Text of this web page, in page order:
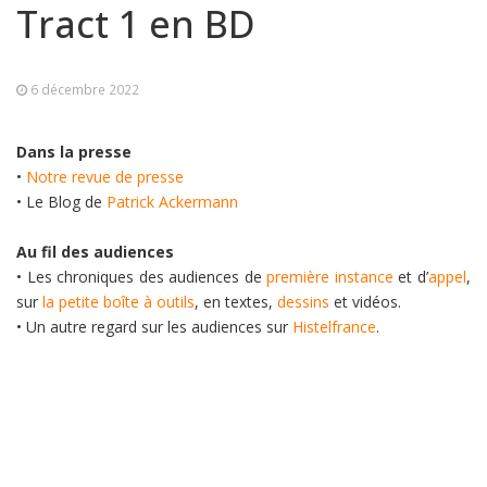
Tract 1 en BD
6 décembre 2022
Dans la presse
• Notre revue de presse
• Le Blog de Patrick Ackermann
Au fil des audiences
• Les chroniques des audiences depremière instance et d’appel,
sur la petite boîte à outils, en textes, dessins et vidéos.
• Un autre regard sur les audiences sur Histelfrance.